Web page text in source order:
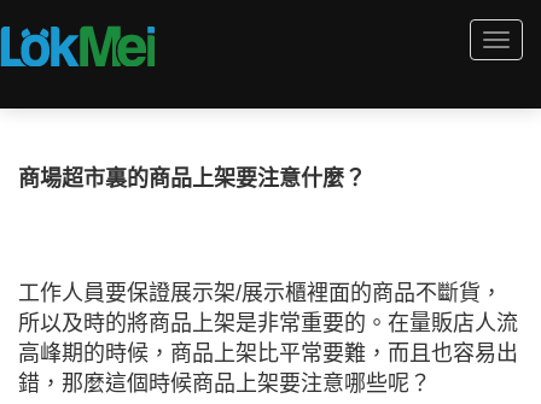
商場超市裏的商品上架要注意什麼？
工作人員要保證展示架/展示櫃裡面的商品不斷貨，
所以及時的將商品上架是非常重要的。在量販店人流
高峰期的時候，商品上架比平常要難，而且也容易出
錯，那麼這個時候商品上架要注意哪些呢？